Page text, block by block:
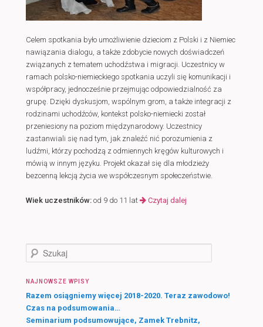
Celem spotkania było umożliwienie dzieciom z Polski i z Niemiec
nawiązania dialogu, a także zdobycie nowych doświadczeń
związanych z tematem uchodźstwa i migracji. Uczestnicy w
ramach polsko-niemieckiego spotkania uczyli się komunikacji i
współpracy, jednocześnie przejmując odpowiedzialność za
grupę. Dzięki dyskusjom, wspólnym grom, a także integracji z
rodzinami uchodźców, kontekst polsko-niemiecki został
przeniesiony na poziom międzynarodowy. Uczestnicy
zastanwiali się nad tym, jak znaleźć nić porozumienia z
ludźmi, którzy pochodzą z odmiennych kręgów kulturowych i
mówią w innym języku. Projekt okazał się dla młodzieży
bezcenną lekcją życia we współczesnym społeczeństwie.
Wiek uczestników:od 9 do 11 lat Czytaj dalej
z
k
a
j
NAJNOWSZE WPISY
Razem osiągniemy więcej 2018-2020. Teraz zawodowo!
Czas na podsumowania…
Seminarium podsumowujące, Zamek Trebnitz,